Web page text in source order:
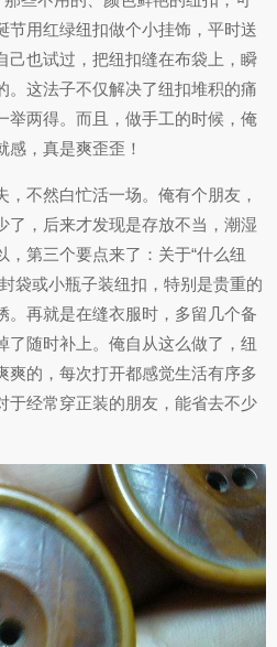
节用红绿纽扣做个小挂饰，平时送
己也试过，把纽扣缝在布袋上，瞬
。这法子不仅解决了纽扣堆积的痛
举两得。而且，做手工的时候，俺
感，真是爽歪歪！
不然白忙活一场。俺有个朋友，
了，后来才发现是存放不当，潮湿
第三个要点来了：关于“什么纽
袋或小瓶子装纽扣，特别是贵重的
。再就是在缝衣服时，多留几个备
了随时补上。俺自从这么做了，纽
爽的，每次打开都感觉生活有序多
于经常穿正装的朋友，能省去不少